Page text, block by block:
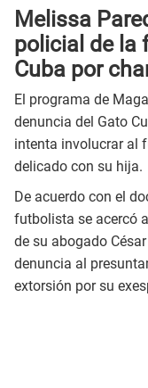
Melissa
policial de la
Cuba por
El programa de
denuncia del Gato
intenta involucrar al
delicado con su hija.
De acuerdo con el
futbolista se acercó
de su abogado
denuncia al
extorsión por su